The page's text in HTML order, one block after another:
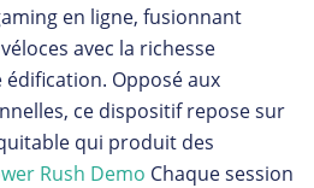
en ligne, fusionnant
avec la richesse
Opposé aux
ce dispositif repose sur
qui produit des
Rush Demo Chaque session